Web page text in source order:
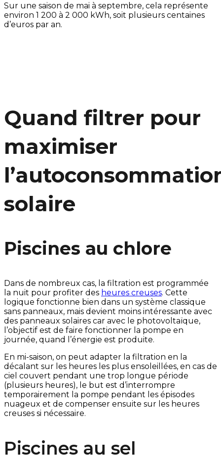
Sur une saison de mai à septembre, cela représente
environ 1 200 à 2 000 kWh, soit plusieurs centaines
d’euros par an.
Quand filtrer pour
maximiser
solaire
Piscines au chlore
Dans de nombreux cas, la filtration est programmée
la nuit pour profiter des heures creuses. Cette
logique fonctionne bien dans un système classique
sans panneaux, mais devient moins intéressante avec
des panneaux solaires car avec le photovoltaïque,
l’objectif est de faire fonctionner la pompe en
journée, quand l’énergie est produite.
En mi-saison, on peut adapter la filtration en la
décalant sur les heures les plus ensoleillées, en cas de
ciel couvert pendant une trop longue période
(plusieurs heures), le but est d’interrompre
temporairement la pompe pendant les épisodes
nuageux et de compenser ensuite sur les heures
creuses si nécessaire.
Piscines au sel